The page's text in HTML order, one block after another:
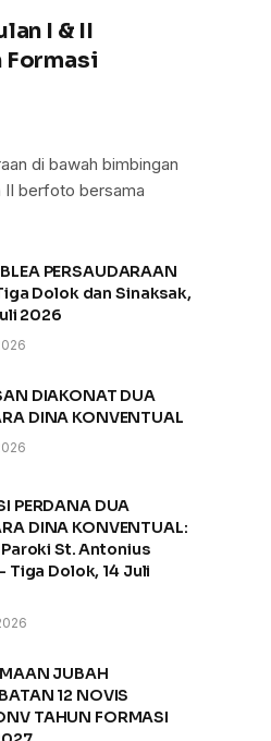
I & II
Formasi
di bawah bimbingan
II berfoto bersama
PERSAUDARAAN
Dolok dan Sinaksak,
2026
DIAKONAT DUA
DINA KONVENTUAL
PERDANA DUA
DINA KONVENTUAL:
St. Antonius
Tiga Dolok, 14 Juli
JUBAH
12 NOVIS
TAHUN FORMASI